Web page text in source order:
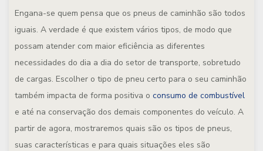
Engana-se quem pensa que os pneus de caminhão são todos
iguais. A verdade é que existem vários tipos, de modo que
possam atender com maior eficiência as diferentes
necessidades do dia a dia do setor de transporte, sobretudo
de cargas. Escolher o tipo de pneu certo para o seu caminhão
também impacta de forma positiva o consumo de combustível
e até na conservação dos demais componentes do veículo. A
partir de agora, mostraremos quais são os tipos de pneus,
suas características e para quais situações eles são